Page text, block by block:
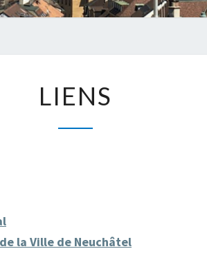
LIENS
la Ville de Neuchâtel